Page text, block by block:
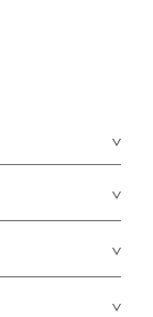
y American